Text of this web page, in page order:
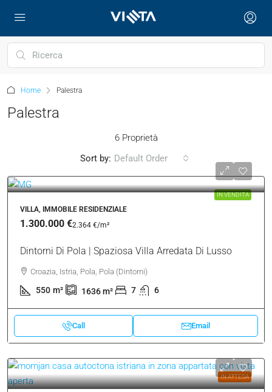
Home Palestra
Palestra
6 Proprietà
Sort by: Default Order
IN VENDITA
VILLA, IMMOBILE RESIDENZIALE
1.300.000 €2.364 €/m²
Dintorni Di Pola | Spaziosa Villa Arredata Di Lusso
Croazia, Istria, Pola, Pola (Dintorni)
550 m² 1636m² 7 6
Call Email
IN ATTESA